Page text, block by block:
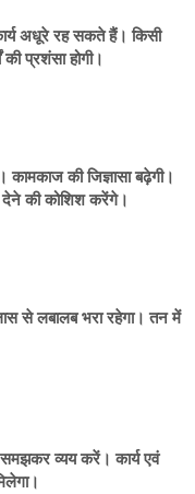
अधूरे रह सकते हैं। किसी
प्रशंसा होगी।
की जिज्ञासा बढ़ेगी।
देने की कोशिश करेंगे।
से लबालब भरा रहेगा। तन में
व्यय करें। कार्य एवं